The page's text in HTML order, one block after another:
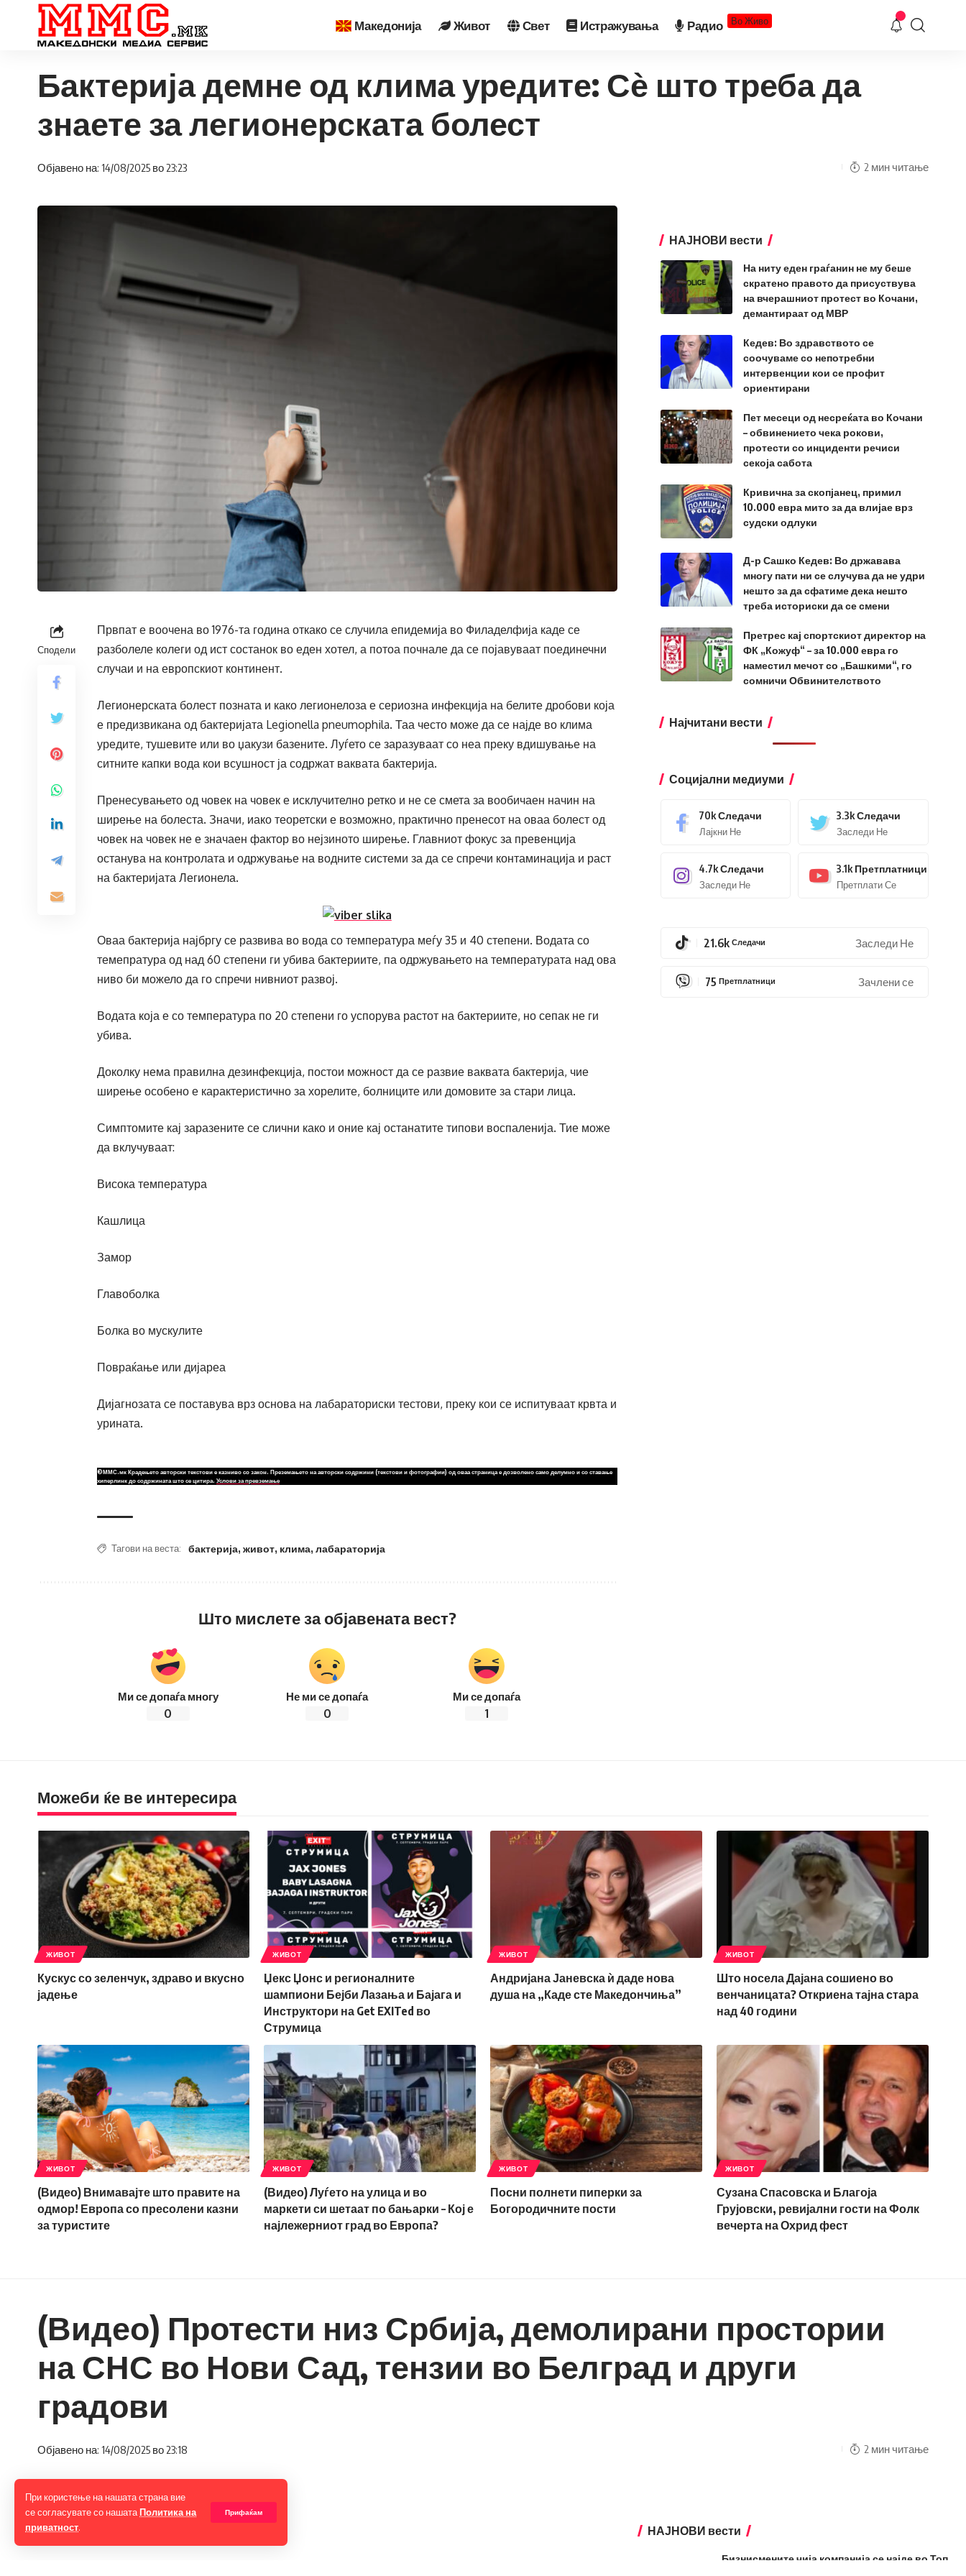
При користење на нашата страна вие
се согласувате со нашатаПолитика на
приватност.
Прифаќам
Македонија Живот Свет Истражувања Радио Во Живо
Бактерија демне од клима уредите: Сѐ што треба да
знаете за легионерската болест
Објавено на: 14/08/2025 во 23:23 2 мин читање
Сподели
Првпат е воочена во 1976-та година откако се случила епидемија во Филаделфија каде се
разболеле колеги од ист состанок во еден хотел, а потоа почнале да се појавуваат поединечни
случаи и на европскиот континент.
Легионерската болест позната и како легионелоза е сериозна инфекција на белите дробови која
е предизвикана од бактеријата Legionella pneumophila. Таа често може да се најде во клима
уредите, тушевите или во џакузи базените. Луѓето се заразуваат со неа преку вдишување на
ситните капки вода кои всушност ја содржат ваквата бактерија.
Пренесувањето од човек на човек е исклучително ретко и не се смета за вообичаен начин на
ширење на болеста. Значи, иако теоретски е возможно, практично пренесот на оваа болест од
човек на човек не е значаен фактор во нејзиното ширење. Главниот фокус за превенција
останува на контролата и одржување на водните системи за да се спречи контаминација и раст
на бактеријата Легионела.
Оваа бактерија најбргу се развива во вода со температура меѓу 35 и 40 степени. Водата со
темепратура од над 60 степени ги убива бактериите, па одржувањето на температурата над ова
ниво би можело да го спречи нивниот развој.
Водата која е со температура по 20 степени го успорува растот на бактериите, но сепак не ги
убива.
Доколку нема правилна дезинфекција, постои можност да се развие ваквата бактерија, чие
ширење особено е карактеристично за хорелите, болниците или домовите за стари лица.
Симптомите кај заразените се слични како и оние кај останатите типови воспаленија. Тие може
да вклучуваат:
Висока температура
Кашлица
Замор
Главоболка
Болка во мускулите
Повраќање или дијареа
Дијагнозата се поставува врз основа на лабараториски тестови, преку кои се испитуваат крвта и
урината.
©ММС.мк Крадењето авторски текстови е казниво со закон. Преземањето на авторски содржини (текстови и фотографии) од оваа страница е дозволено само делумно и со ставање
хиперлинк до содржината што се цитира. Услови за превземање
Тагови на веста: бактерија, живот, клима, лабараторија
Што мислете за објавената вест?
Ми се допаѓа многу
0
Не ми се допаѓа
0
Ми се допаѓа
1
НАЈНОВИ вести
На ниту еден граѓанин не му беше
скратено правото да присуствува
на вчерашниот протест во Кочани,
демантираат од МВР
Кедев: Во здравството се
соочуваме со непотребни
интервенции кои се профит
ориентирани
Пет месеци од несреќата во Кочани
– обвинението чека рокови,
протести со инциденти речиси
секоја сабота
Кривична за скопјанец, примил
10.000 евра мито за да влијае врз
судски одлуки
Д-р Сашко Кедев: Во државава
многу пати ни се случува да не удри
нешто за да сфатиме дека нешто
треба историски да се смени
Претрес кај спортскиот директор на
ФК „Кожуф“ – за 10.000 евра го
наместил мечот со „Башкими“, го
сомничи Обвинителството
Најчитани вести
Социјални медиуми
70kСледачи
Лајкни Не
3.3kСледачи
Заследи Не
4.7kСледачи
Заследи Не
3.1k Претплатници
Претплати Се
21.6k Следачи Заследи Не
75 Претплатници Зачлени се
Можеби ќе ве интересира
ЖИВОТ
Кускус со зеленчук, здраво и вкусно
јадење
ЖИВОТ
Џекс Џонс и регионалните
шампиони Бејби Лазања и Бајага и
Инструктори на Get EXITed во
Струмица
ЖИВОТ
Андријана Јаневска ѝ даде нова
душа на „Каде сте Македончиња”
ЖИВОТ
Што носела Дајана сошиено во
венчаницата? Откриена тајна стара
над 40 години
ЖИВОТ
(Видео) Внимавајте што правите на
одмор! Европа со пресолени казни
за туристите
ЖИВОТ
(Видео) Луѓето на улица и во
маркети си шетаат по бањарки – Кој е
најлежерниот град во Европа?
ЖИВОТ
Посни полнети пиперки за
Богородичните пости
ЖИВОТ
Сузана Спасовска и Благоја
Грујовски, ревијални гости на Фолк
вечерта на Охрид фест
(Видео) Протести низ Србија, демолирани простории
на СНС во Нови Сад, тензии во Белград и други
градови
Објавено на: 14/08/2025 во 23:18 2 мин читање
НАЈНОВИ вести
Бизнисмените чија компанија се најде во Топ